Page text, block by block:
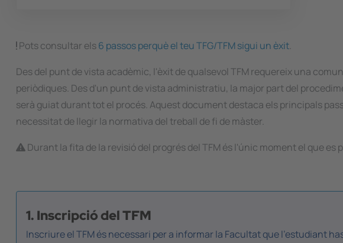
Pots consultar els6 passos perquè el teu TFG/TFM sigui un èxit.
Des del punt de vista acadèmic, l'èxit de qualsevol TFM requereix una
periòdiques. Des d'un punt de vista administratiu, la major part del
serà guiat durant tot el procés. Aquest document destaca els principals
necessitat de llegir la normativa del treball de fi de màster.
Durant la fita de la revisió del progrés del TFM és l'únic moment el que
1. Inscripció del TFM
Inscriure el TFM és necessari per a informar la Facultat que l'estudiant